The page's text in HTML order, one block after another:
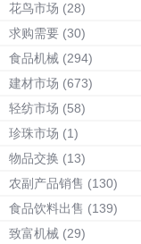
花鸟市场 (28)
求购需要 (30)
食品机械 (294)
建材市场 (673)
轻纺市场 (58)
珍珠市场 (1)
物品交换 (13)
农副产品销售 (130)
食品饮料出售 (139)
致富机械 (29)